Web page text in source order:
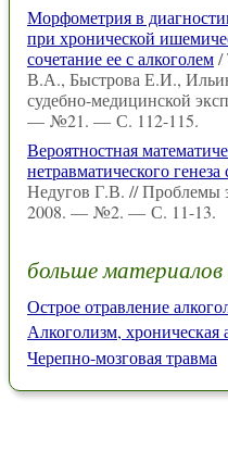
Морфометрия в
при хронической
сочетание ее с алкоголем/
В.А., Быстрова Е.И.,
судебно-медицинской
— №21. — С. 112-115.
Вероятностная
нетравматического
Недугов Г.В. // Проблемы
2008. — №2. — С. 11-13.
больше материалов
Острое отравление
Алкоголизм, хроническая
Черепно-мозговая травма